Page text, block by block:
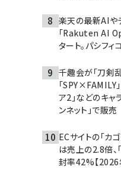
楽天の最新AIや
「Rakuten AI
タート。パシフ
千趣会が「刀剣
「SPY×FAMILY
ア2」などのキャ
ンネット」で販売
ECサイトの「カ
は売上の2.8倍、
封率42%【2026